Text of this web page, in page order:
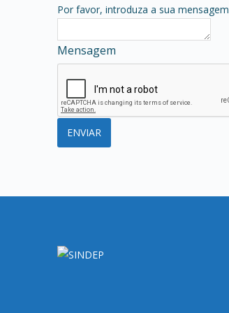
Por favor, introduza a sua mensagem
Mensagem